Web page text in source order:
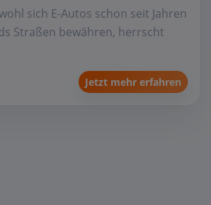
sich E-Autos schon seit Jahren
Straßen bewähren, herrscht
Jetzt mehr erfahren